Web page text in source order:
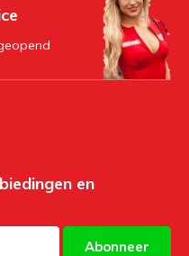
en
Abonneer